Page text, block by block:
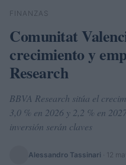
Buscar
FINANZAS
Comunitat
crecimiento y
Research
BBVA Research sitúa el
3,0 % en 2026 y 2,2 % en
inversión serán claves
Alessandro Tassinari 12